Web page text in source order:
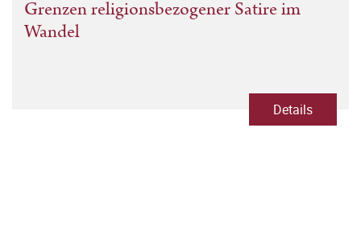
Grenzen religionsbezogener Satire im
Wandel
Details